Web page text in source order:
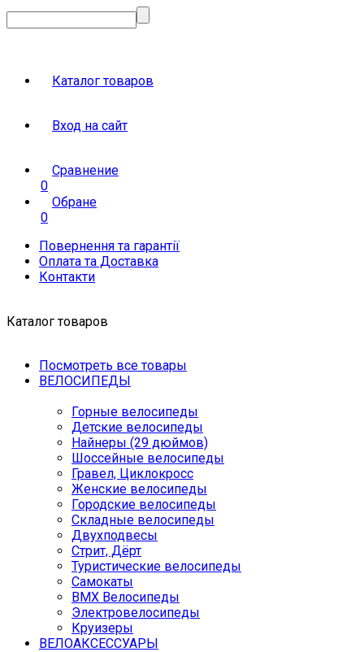
Каталог товаров
Вход на сайт
Сравнение
0
Обране
0
Повернення та гарантії
Оплата та Доставка
Контакти
Каталог товаров
Посмотреть все товары
ВЕЛОСИПЕДЫ
Горные велосипеды
Детские велосипеды
Найнеры (29 дюймов)
Шоссейные велосипеды
Гравел, Циклокросс
Женские велосипеды
Городcкие велосипеды
Складные велосипеды
Двухподвесы
Стрит, Дёрт
Туристические велосипеды
Самокаты
BMX Велосипеды
Электровелосипеды
Круизеры
ВЕЛОАКСЕССУАРЫ